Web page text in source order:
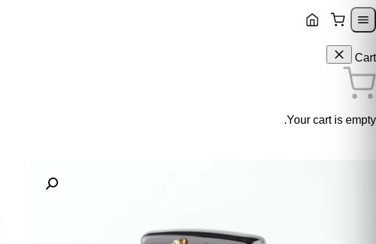
Skip to navigation
Cart
Your cart is empty.